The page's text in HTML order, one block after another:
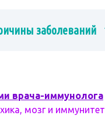
заболеваний
врача-иммунолога
мозг и иммунитет